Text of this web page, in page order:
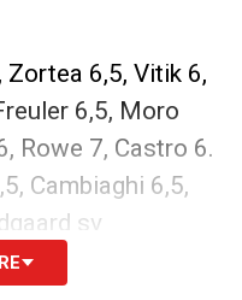
Zortea 6,5, Vitik 6,
6,5, Moro
Rowe 7, Castro 6.
Cambiaghi 6,5,
sv
2025/2026: